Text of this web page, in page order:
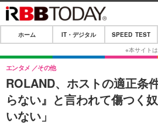
ホーム
IT・デジタル
IT・デジタルTOP
SPEED TEST
エンタメ
ホーム IT・デジタル SPEED TEST
ROLAND、ホストの適正条
らない』と言われて傷つく
いない」
エンタメ その他